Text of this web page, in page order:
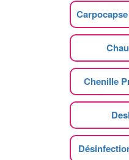
Chenille